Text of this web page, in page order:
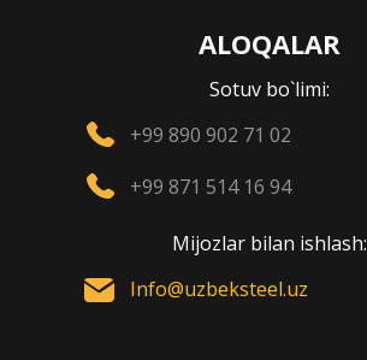
ALOQALAR
Sotuv bo`limi:
+99 890 902 71 02
+99 871 514 16 94
Mijozlar bilan ishlash:
Info@uzbeksteel.uz